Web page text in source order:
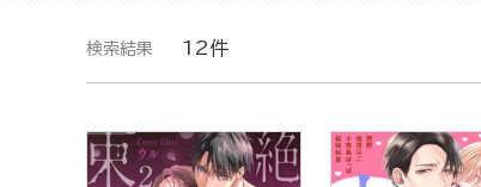
検索結果 12件